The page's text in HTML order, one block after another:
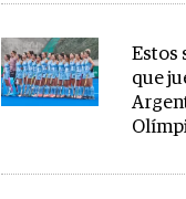
Estos
que